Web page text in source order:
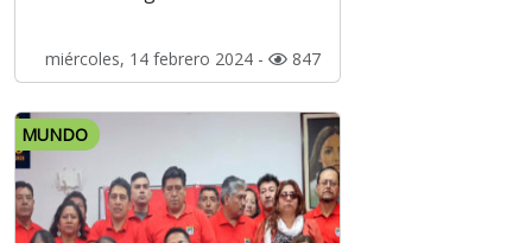
miércoles, 14 febrero 2024 - 847
MUNDO